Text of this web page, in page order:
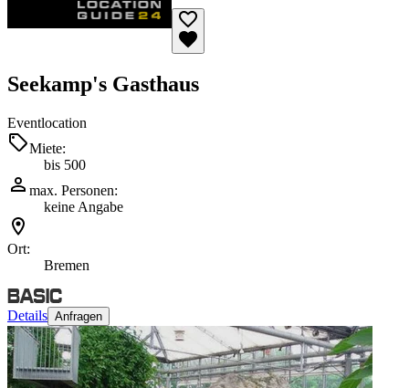
Seekamp's Gasthaus
Eventlocation
Miete:
bis 500
max. Personen:
keine Angabe
Ort:
Bremen
Details Anfragen